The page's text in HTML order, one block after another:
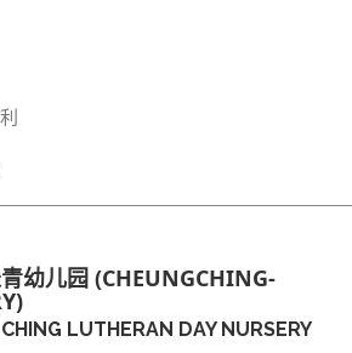
幼儿园 (CHEUNGCHING-
LUTHERAN DAY NURSERY